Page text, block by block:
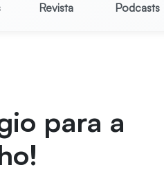
Revista Podcasts
para a